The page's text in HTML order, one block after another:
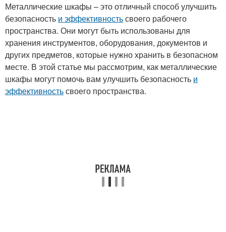
Металлические шкафы – это отличный способ улучшить
безопасность и эффективностьсвоего рабочего
пространства. Они могут быть использованы для
хранения инструментов, оборудования, документов и
других предметов, которые нужно хранить в безопасном
месте. В этой статье мы рассмотрим, как металлические
шкафы могут помочь вам улучшить безопасность и
эффективностьсвоего пространства.